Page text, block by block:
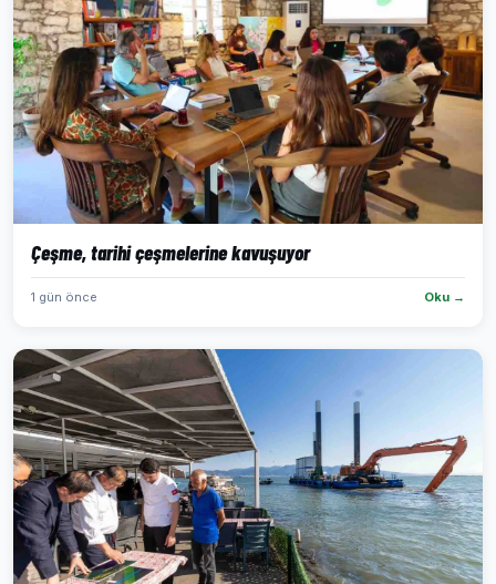
Çeşme, tarihi çeşmelerine kavuşuyor
1 gün önce Oku →